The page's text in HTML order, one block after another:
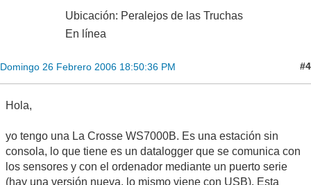
Ubicación: Peralejos de las Truchas
En línea
Domingo 26 Febrero 2006 18:50:36 PM #4
Hola,
yo tengo una La Crosse WS7000B. Es una estación sin
consola, lo que tiene es un datalogger que se comunica con
los sensores y con el ordenador mediante un puerto serie
(hay una versión nueva, lo mismo viene con USB). Esta